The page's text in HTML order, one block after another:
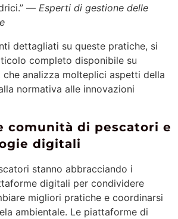
— Esperti di gestione delle
dettagliati su queste pratiche, si
completo disponibile su
che analizza molteplici aspetti della
normativa alle innovazioni
comunità di pescatori e
digitali
stanno abbracciando i
digitali per condividere
migliori pratiche e coordinarsi
ambientale. Le piattaforme di